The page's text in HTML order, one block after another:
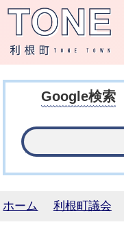
Google検索
ホーム 利根町議会